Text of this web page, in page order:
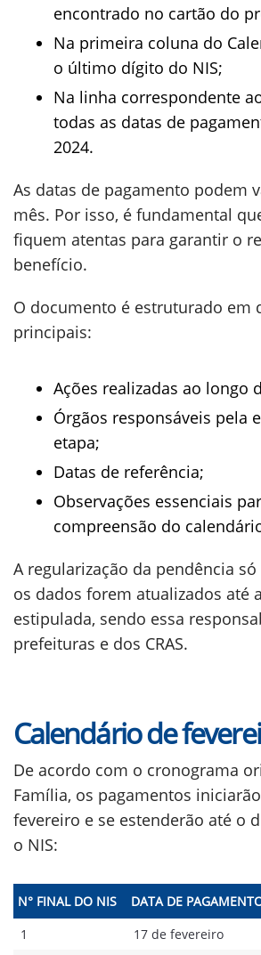
encontrado no cartão do
Na primeira coluna do
o último dígito do NIS;
Na linha correspondente
todas as datas de
2024.
As datas de pagamento podem
mês. Por isso, é fundamental
fiquem atentas para garantir o
benefício.
O documento é estruturado em
principais:
Ações realizadas ao longo
Órgãos responsáveis pela
etapa;
Datas de referência;
Observações essenciais
compreensão do
A regularização da pendência
os dados forem atualizados até
estipulada, sendo essa
prefeituras e dos CRAS.
Calendário de
De acordo com o cronograma
Família, os pagamentos
fevereiro e se estenderão até o
o NIS:
N° FINAL DO NIS DATA DE
1
17 de fevereiro